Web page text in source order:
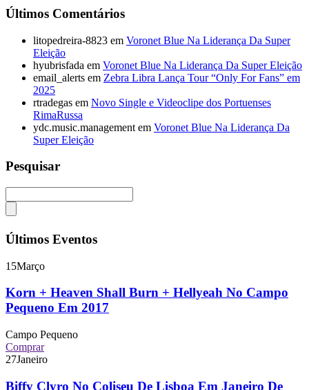
Últimos Comentários
litopedreira-8823 em Voronet Blue Na Liderança Da Super
Eleição
hyubrisfada em Voronet Blue Na Liderança Da Super Eleição
email_alerts em Zebra Libra Lança Tour “Only For Fans” em
2025
rtradegas em Novo Single e Videoclipe dos Portuenses
RimaRussa
ydc.music.management em Voronet Blue Na Liderança Da
Super Eleição
Pesquisar
Últimos Eventos
15Março
Korn + Heaven Shall Burn + Hellyeah No Campo
Pequeno Em 2017
Campo Pequeno
Comprar
27Janeiro
Biffy Clyro No Coliseu De Lisboa Em Janeiro De